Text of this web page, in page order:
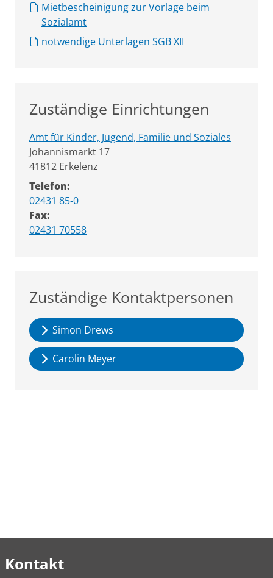
Mietbescheinigung zur Vorlage beim
Sozialamt
notwendige Unterlagen SGB XII
Zuständige Einrichtungen
Amt für Kinder, Jugend, Familie und Soziales
Straße:
Johannismarkt Hausnummer:
17
PLZ:
41812 Ort:
Erkelenz
Telefon:
02431 85-0
Fax:
02431 70558
Zuständige Kontaktpersonen
Simon Drews
Carolin Meyer
Kontakt